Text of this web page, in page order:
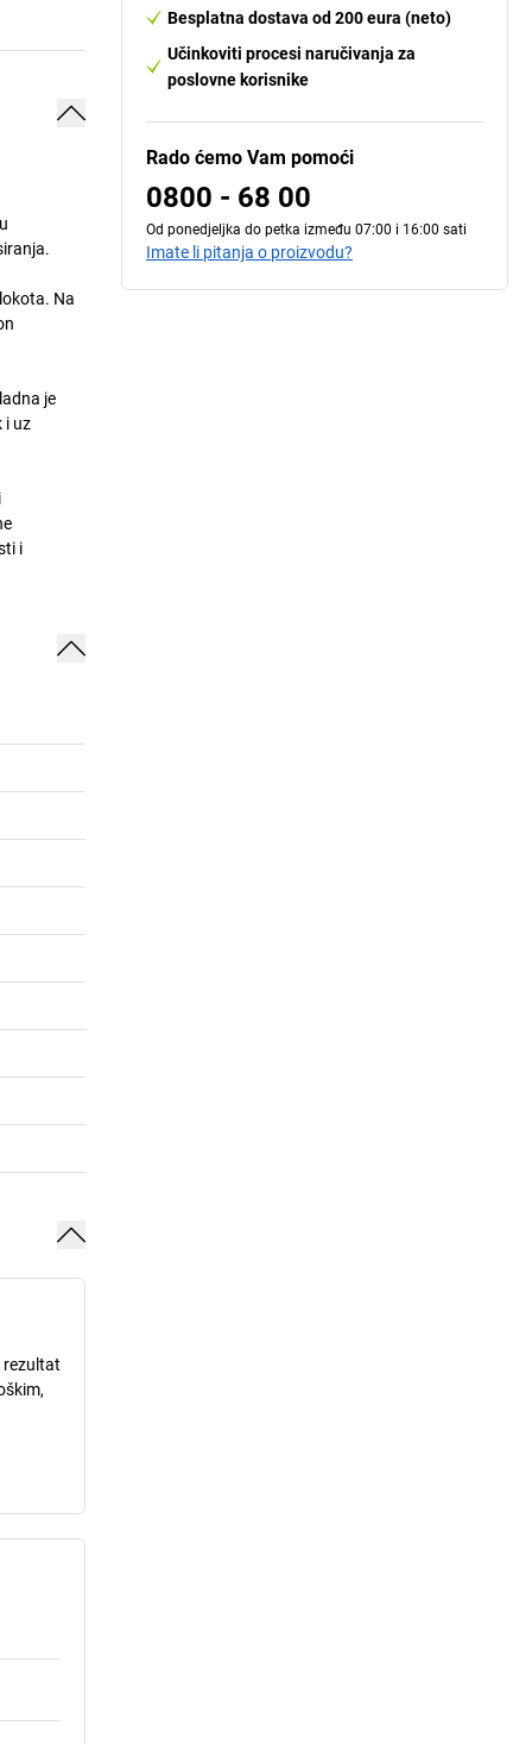
Na
je
i uz
i
rezultat
Besplatna dostava od 200 eura (neto)
Učinkoviti procesi naručivanja za
poslovne korisnike
Rado ćemo Vam pomoći
0800 - 68 00
Od ponedjeljka do petka između 07:00 i 16:00 sati
Imate li pitanja o proizvodu?